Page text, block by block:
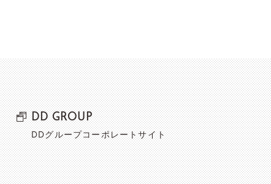
DD GROUP
DDグループコーポレートサイト